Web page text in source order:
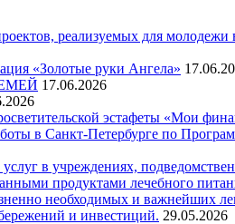
реализуемых для молодежи
«Золотые руки Ангела»
17.06.2026
эстафеты «Мои
в Санкт-Петербурге по
в учреждениях,
продуктами лечебного
необходимых и важнейших
и инвестиций. 29.05.2026